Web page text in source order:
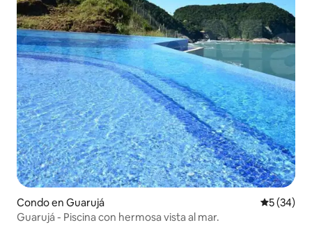
Condo en Guarujá
5 (34)
Guarujá - Piscina con hermosa vista al mar.